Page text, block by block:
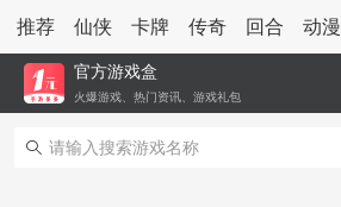
推荐 仙侠 卡牌 传奇 回合 动漫
官方游戏盒
火爆游戏、热门资讯、游戏礼包